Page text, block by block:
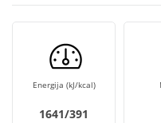
Energija (kJ/kcal)
1641/391